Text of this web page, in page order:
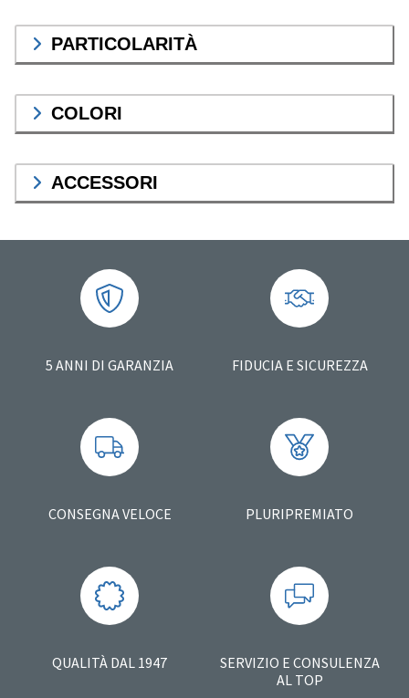
PARTICOLARITÀ
COLORI
ACCESSORI
5 ANNI DI GARANZIA FIDUCIA E SICUREZZA
CONSEGNA VELOCE PLURIPREMIATO
QUALITÀ DAL 1947
SERVIZIO E CONSULENZA
AL TOP